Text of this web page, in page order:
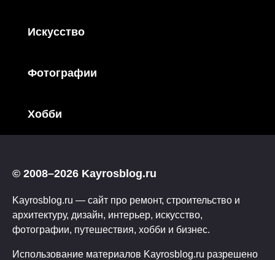
Искусство
Фотографии
Хобби
© 2008–2026 Kayrosblog.ru
Kayrosblog.ru — сайт про ремонт, строительство и
архитектуру, дизайн, интерьер, искусство,
фотографии, путешествия, хобби и бизнес.
Использование материалов Kayrosblog.ru разрешено